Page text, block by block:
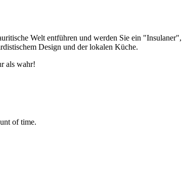
Welt entführen und werden Sie ein
Design und der lokalen Küche.
als wahr!